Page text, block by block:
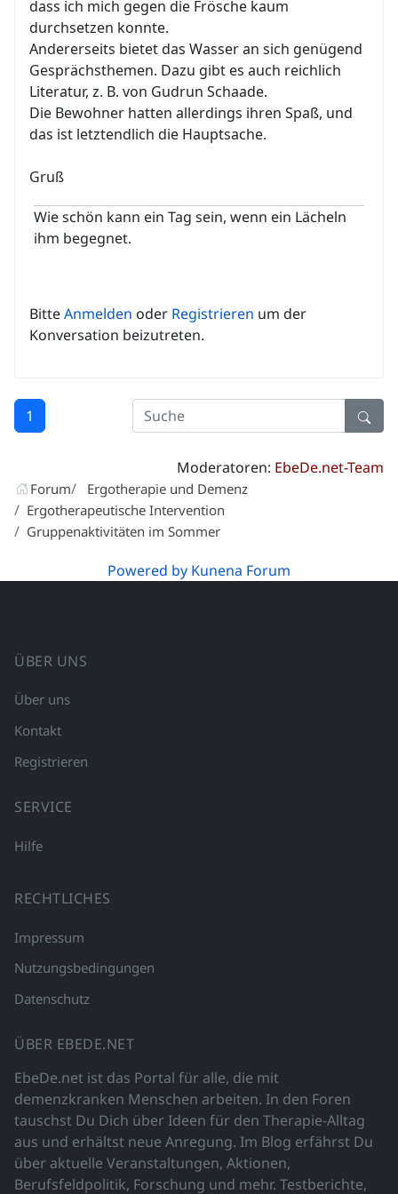
dass ich mich gegen die Frösche kaum
durchsetzen konnte.
Andererseits bietet das Wasser an sich genügend
Gesprächsthemen. Dazu gibt es auch reichlich
Literatur, z. B. von Gudrun Schaade.
Die Bewohner hatten allerdings ihren Spaß, und
das ist letztendlich die Hauptsache.
Gruß
Wie schön kann ein Tag sein, wenn ein Lächeln
ihm begegnet.
BitteAnmelden oder Registrieren um der
Konversation beizutreten.
1
Moderatoren: EbeDe.net-Team
Forum
Ergotherapie und Demenz
Ergotherapeutische Intervention
Gruppenaktivitäten im Sommer
Powered by Kunena Forum
ÜBER UNS
Über uns
Kontakt
Registrieren
SERVICE
Hilfe
RECHTLICHES
Impressum
Nutzungsbedingungen
Datenschutz
ÜBER EBEDE.NET
EbeDe.net ist das Portal für alle, die mit
demenzkranken Menschen arbeiten. In den Foren
tauschst Du Dich über Ideen für den Therapie-Alltag
aus und erhältst neue Anregung. Im Blog erfährst Du
über aktuelle Veranstaltungen, Aktionen,
Berufsfeldpolitik, Forschung und mehr. Testberichte,